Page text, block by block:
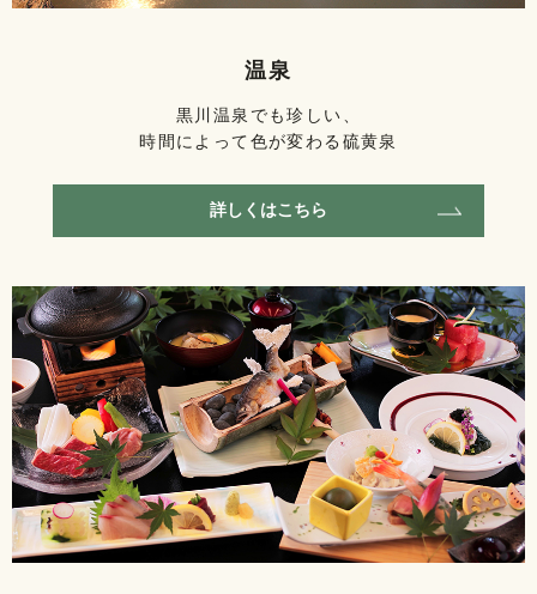
温泉
黒川温泉でも珍しい、
時間によって色が変わる硫黄泉
詳しくはこちら